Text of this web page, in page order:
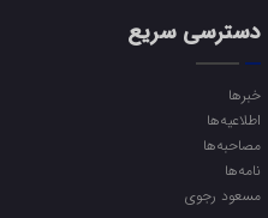
دسترسی سریع
خبرها
اطلاعیه‌ها
مصاحبه‌ها
نامه‌ها
مسعود رجوی